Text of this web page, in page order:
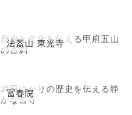
法蓋山 東光寺
歴史と文化を伝える甲府五山
の古刹
冨春院
武田ゆかりの歴史を伝える静
かな古寺